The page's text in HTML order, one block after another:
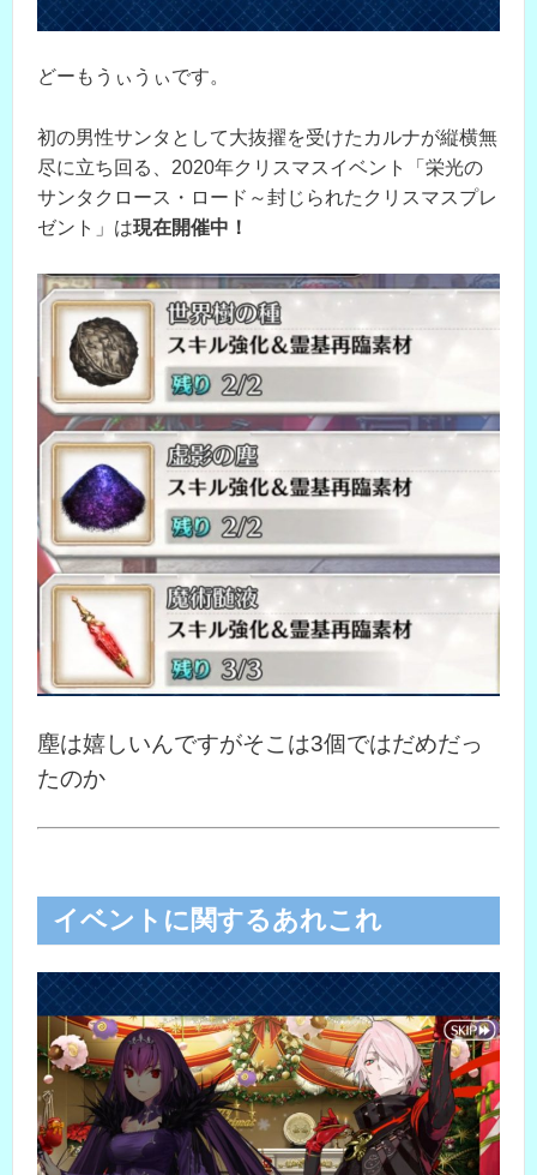
どーもうぃうぃです。
初の男性サンタとして大抜擢を受けたカルナが縦横無
尽に立ち回る、2020年クリスマスイベント「栄光の
サンタクロース・ロード～封じられたクリスマスプレ
ゼント」は現在開催中！
塵は嬉しいんですがそこは3個ではだめだっ
たのか
イベントに関するあれこれ